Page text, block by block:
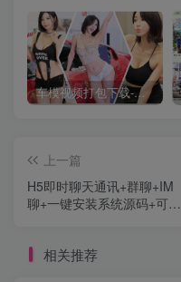
车模视频打包下载-高清无水印版
上一篇
H5即时聊天通讯+群聊+IM
聊+一键安装系统源码+可封
相关推荐